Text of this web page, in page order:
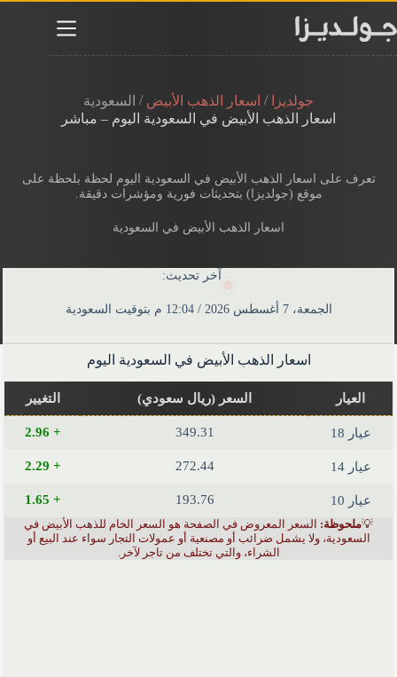
إلى
المحتوى
جولديزا / اسعار الذهب الأبيض / السعودية
اسعار الذهب الأبيض في السعودية​ اليوم – مباشر
تعرف على اسعار الذهب الأبيض في السعودية​ اليوم لحظة بلحظة​ على
موقع (جولديزا) بتحديثات فورية ومؤشرات دقيقة.
اسعار الذهب الأبيض في السعودية
آخر تحديث:
الجمعة، 7 أغسطس 2026 / 12:04 م بتوقيت السعودية
اسعار الذهب الأبيض في السعودية​ اليوم
العيار السعر (ريال سعودي) التغيير
عيار 18 349.31
+ 2.96
عيار 14 272.44
+ 2.29
عيار 10 193.76
+ 1.65
💡ملحوظة: السعر المعروض في الصفحة هو السعر الخام للذهب الأبيض في
السعودية، ولا يشمل ضرائب أو مصنعية أو عمولات التجار سواء عند البيع أو
الشراء، والتي تختلف من تاجر لآخر.